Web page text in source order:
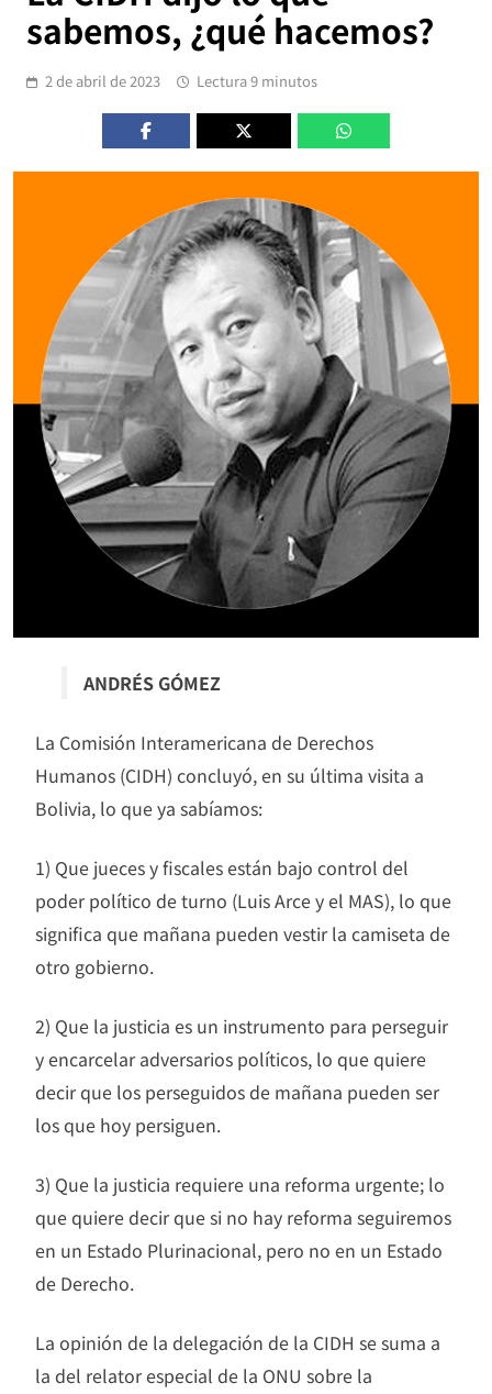
sabemos, ¿qué hacemos?
2 de abril de 2023 Lectura 9 minutos
ANDRÉS GÓMEZ
La Comisión Interamericana de Derechos
Humanos (CIDH) concluyó, en su última visita a
Bolivia, lo que ya sabíamos:
1) Que jueces y fiscales están bajo control del
poder político de turno (Luis Arce y el MAS), lo que
significa que mañana pueden vestir la camiseta de
otro gobierno.
2) Que la justicia es un instrumento para perseguir
y encarcelar adversarios políticos, lo que quiere
decir que los perseguidos de mañana pueden ser
los que hoy persiguen.
3) Que la justicia requiere una reforma urgente; lo
que quiere decir que si no hay reforma seguiremos
en un Estado Plurinacional, pero no en un Estado
de Derecho.
La opinión de la delegación de la CIDH se suma a
la del relator especial de la ONU sobre la